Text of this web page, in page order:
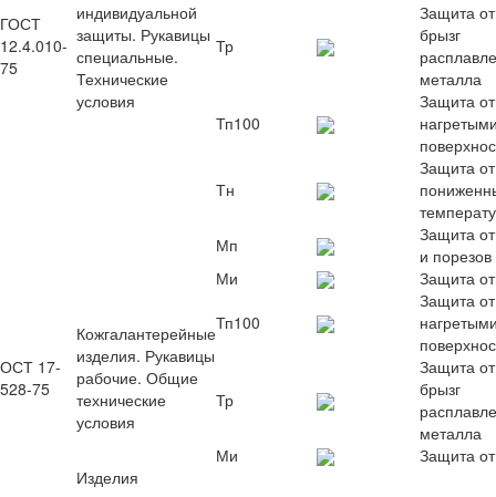
ГОСТ
12.4.010-
75
индивидуальной
защиты. Рукавицы
специальные.
Технические
условия
Тр
Защита
брызг
металла
Тп100
Защита от
Тн
Защита от
Мп
Защита
и порезов
Ми
Защита
ОСТ 17-
528-75
Кожгалантерейные
изделия. Рукавицы
рабочие. Общие
технические
условия
Тп100
Защита от
Тр
Защита
брызг
металла
Ми
Защита
Изделия